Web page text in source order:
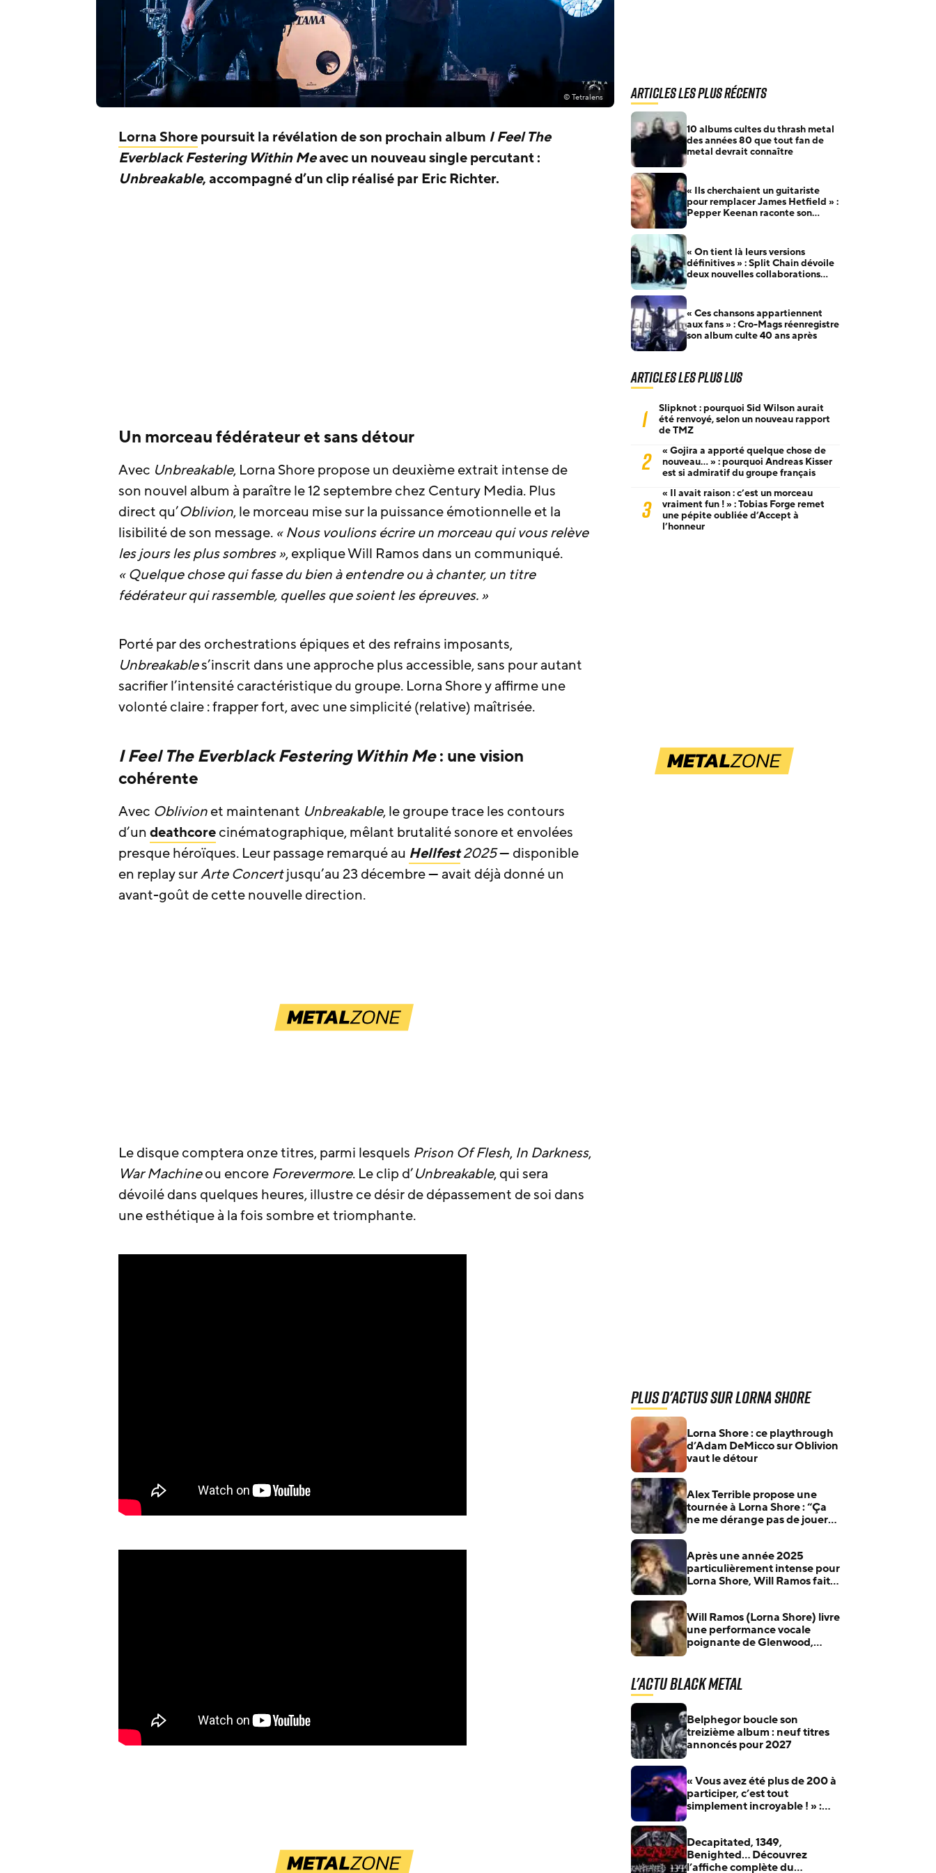
© Tetralens
Lorna Shorepoursuit la révélation de son prochain album I Feel The
Everblack Festering Within Meavec un nouveau single percutant :
Unbreakable, accompagné d’un clip réalisé par Eric Richter.
Un morceau fédérateur et sans détour
Avec Unbreakable, Lorna Shore propose un deuxième extrait intense de
son nouvel album à paraître le 12 septembre chez Century Media. Plus
direct qu’Oblivion, le morceau mise sur la puissance émotionnelle et la
lisibilité de son message. « Nous voulions écrire un morceau qui vous relève
les jours les plus sombres », explique Will Ramos dans un communiqué.
« Quelque chose qui fasse du bien à entendre ou à chanter, un titre
fédérateur qui rassemble, quelles que soient les épreuves. »
Porté par des orchestrations épiques et des refrains imposants,
Unbreakables’inscrit dans une approche plus accessible, sans pour autant
sacrifier l’intensité caractéristique du groupe. Lorna Shore y affirme une
volonté claire : frapper fort, avec une simplicité (relative) maîtrisée.
I Feel The Everblack Festering Within Me: une vision
cohérente
Avec Oblivionet maintenant Unbreakable, le groupe trace les contours
d’un deathcorecinématographique, mêlant brutalité sonore et envolées
presque héroïques. Leur passage remarqué au Hellfest2025— disponible
en replay surArte Concertjusqu’au 23 décembre — avait déjà donné un
avant-goût de cette nouvelle direction.
Le disque comptera onze titres, parmi lesquels Prison Of Flesh, In Darkness,
War Machineou encore Forevermore. Le clip d’Unbreakable, qui sera
dévoilé dans quelques heures, illustre ce désir de dépassement de soi dans
une esthétique à la fois sombre et triomphante.
Articles les plus récents
10 albums cultes du thrash metal
des années 80 que tout fan de
metal devrait connaître
« Ils cherchaient un guitariste
pour remplacer James Hetfield » :
Pepper Keenan raconte son
« On tient là leurs versions
définitives » : Split Chain dévoile
deux nouvelles collaborations
« Ces chansons appartiennent
aux fans » : Cro-Mags réenregistre
son album culte 40 ans après
Articles les plus lus
1
Slipknot : pourquoi Sid Wilson aurait
été renvoyé, selon un nouveau rapport
de TMZ
2
« Gojira a apporté quelque chose de
nouveau… » : pourquoi Andreas Kisser
est si admiratif du groupe français
3
« Il avait raison : c’est un morceau
vraiment fun ! » : Tobias Forge remet
une pépite oubliée d’Accept à
l’honneur
Plus d'actus sur Lorna Shore
Lorna Shore : ce playthrough
d’Adam DeMicco sur Oblivion
vaut le détour
Alex Terrible propose une
tournée à Lorna Shore : “Ça
ne me dérange pas de jouer
Après une année 2025
particulièrement intense pour
Lorna Shore, Will Ramos fait
Will Ramos (Lorna Shore) livre
une performance vocale
poignante de Glenwood,
L'actu Black Metal
Belphegor boucle son
treizième album : neuf titres
annoncés pour 2027
« Vous avez été plus de 200 à
participer, c’est tout
simplement incroyable ! » :
Decapitated, 1349,
Benighted… Découvrez
l’affiche complète du